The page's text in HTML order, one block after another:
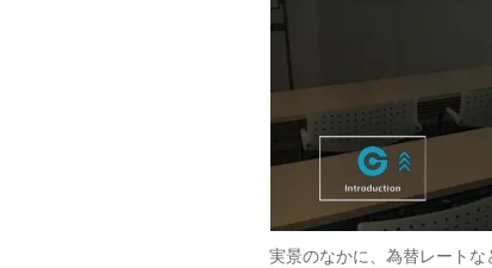
実景のなかに、為替レートな